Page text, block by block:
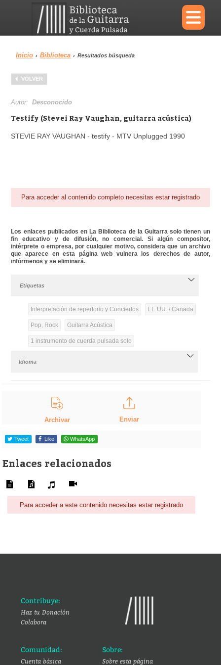
×
Menu
Biblioteca
Inicio › Biblioteca › Resultados búsqueda
VOLVER
Autor:Desconocido
Testify (Stevei Ray Vaughan, guitarra acústica)
STEVIE RAY VAUGHAN - testify - MTV Unplugged 1990
Para acceder al contenido completo necesitas estar registrado
Los enlaces publicados en La Biblioteca de la Guitarra solo tienen un
fin educativo y de difusión, no comercial. Si algún compositor,
intérprete o empresa, por cualquier motivo, considera que un archivo
que aparece en esta página web vulnera los derechos de autor,
infórmenos y se eliminará.
Etiquetas
Interpretación de repertorio y Conciertos EE.UU. / Canada
Pop, Rock Guitarra Acústica
1 instrumento de cuerda pulsada solo
Idioma
Archivar Enviar
Tweet Like WhatsApp
Enlaces relacionados
Para acceder a este contenido necesitas estar registrado
Contribuye:
Haz tu Donación
Colabora
Comunidad:
Cuenta básica
Sobre:
Sobre esta página